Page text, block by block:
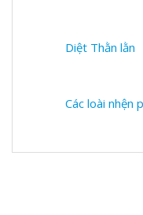
Diệt Thằn lằn
Các loài nhện